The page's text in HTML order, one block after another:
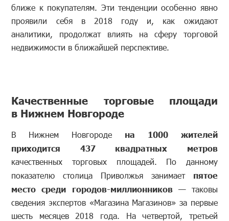
ближе к покупателям. Эти тенденции особенно явно
проявили себя в 2018 году и, как ожидают
аналитики, продолжат влиять на сферу торговой
недвижимости в ближайшей перспективе.
Качественные торговые площади
в Нижнем Новгороде
В Нижнем Новгороде на 1000 жителей
приходится 437 квадратных метров
качественных торговых площадей. По данному
показателю столица Приволжья занимает пятое
место среди городов-миллионников— таковы
сведения экспертов «Магазина Магазинов» за первые
шесть месяцев 2018 года. На четвертой, третьей